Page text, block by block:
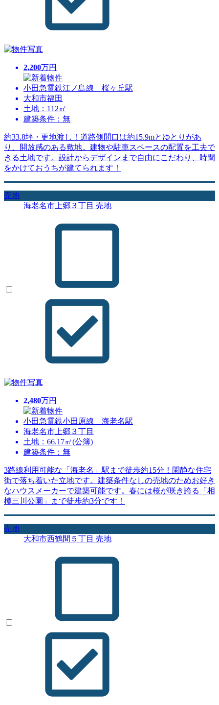
2,200万円
小田急電鉄江ノ島線 桜ヶ丘駅
大和市福田
土地：112㎡
建築条件：無
約33.8坪・更地渡し！道路側間口は約15.9mとゆとりがあ
り、開放感のある敷地。建物や駐車スペースの配置を工夫で
きる土地です。設計からデザインまで自由にこだわり、時間
をかけておうちが建てられます！
売地
海老名市上郷３丁目 売地
2,480万円
小田急電鉄小田原線 海老名駅
海老名市上郷３丁目
土地：66.17㎡(公簿)
建築条件：無
3路線利用可能な「海老名」駅まで徒歩約15分！閑静な住宅
街で落ち着いた立地です。建築条件なしの売地のためお好き
なハウスメーカーで建築可能です。春には桜が咲き誇る「相
模三川公園」まで徒歩約3分です！
売地
大和市西鶴間５丁目 売地